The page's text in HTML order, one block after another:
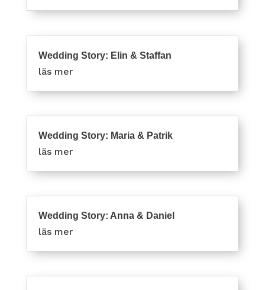
Wedding Story: Elin & Staffan
läs mer
Wedding Story: Maria & Patrik
läs mer
Wedding Story: Anna & Daniel
läs mer